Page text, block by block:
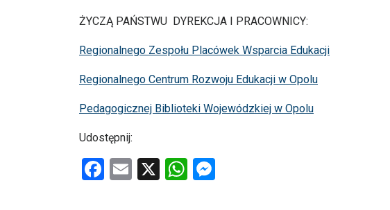
ŻYCZĄ PAŃSTWU DYREKCJA I PRACOWNICY:
Regionalnego Zespołu Placówek Wsparcia Edukacji
Regionalnego Centrum Rozwoju Edukacji w Opolu
Pedagogicznej Biblioteki Wojewódzkiej w Opolu
Udostępnij:
F
E
X
W